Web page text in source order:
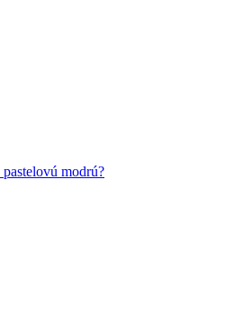
modrú?